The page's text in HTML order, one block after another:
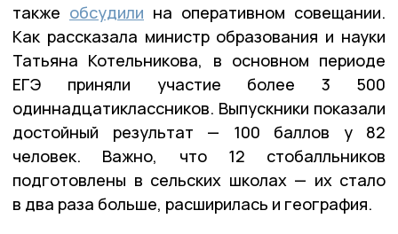
также обсудили на оперативном совещании.
Как рассказала министр образования и науки
Татьяна Котельникова, в основном периоде
ЕГЭ приняли участие более 3 500
одиннадцатиклассников. Выпускники показали
достойный результат — 100 баллов у 82
человек. Важно, что 12 стобалльников
подготовлены в сельских школах — их стало
в два раза больше, расширилась и география.